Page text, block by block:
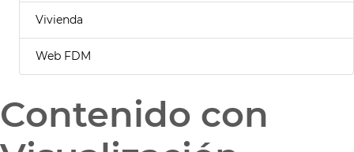
Vivienda
Web FDM
Contenido con